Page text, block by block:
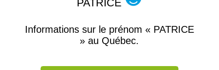
PATRICE
Informations sur le prénom « PATRICE
» au Québec.